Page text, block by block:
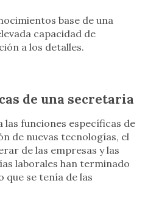
base de una
capacidad de
a los detalles.
de una secretaria
las funciones específicas de
de nuevas tecnologías, el
de las empresas y las
laborales han terminado
se tenía de las